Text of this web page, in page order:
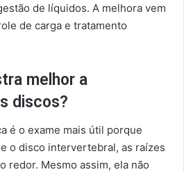
de líquidos. A melhora vem
de carga e tratamento
melhor a
discos?
é o exame mais útil porque
o disco intervertebral, as raízes
redor. Mesmo assim, ela não